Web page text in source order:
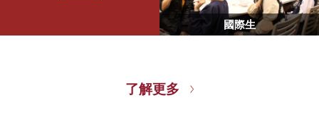
國際生
了解更多